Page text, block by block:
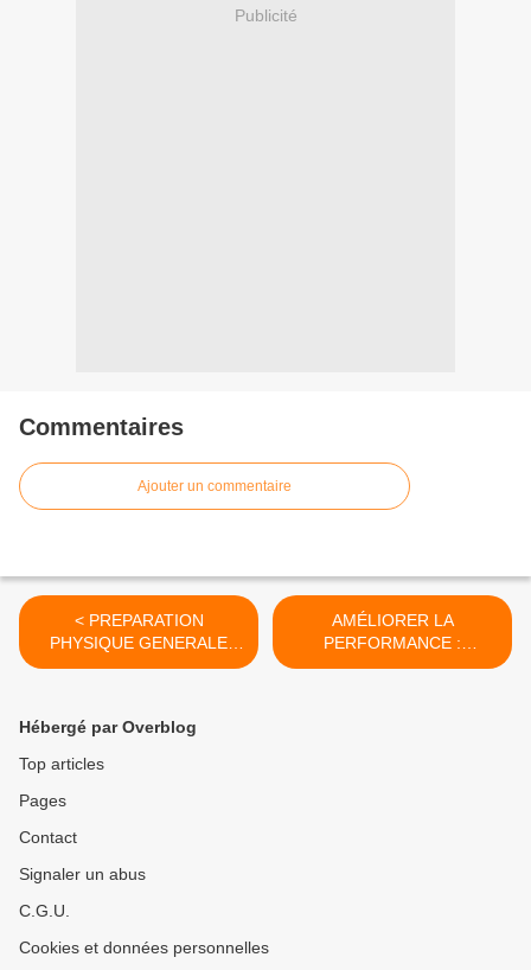
Publicité
Commentaires
Ajouter un commentaire
< PREPARATION
PHYSIQUE GENERALE
OCTOBRE
AMÉLIORER LA
PERFORMANCE :
RETARDER LA MONTÉE
Hébergé par Overblog
Top articles
Pages
Contact
Signaler un abus
C.G.U.
Cookies et données personnelles